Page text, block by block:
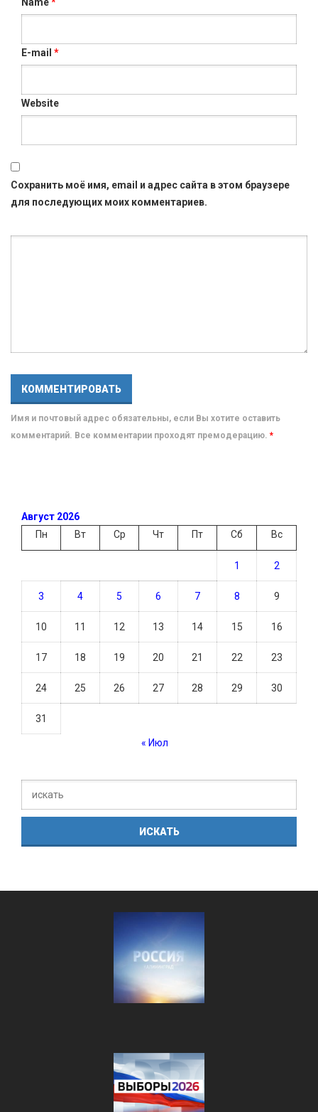
E-mail *
Website
Сохранить моё имя, email и адрес сайта в этом браузере
для последующих моих комментариев.
Имя и почтовый адрес обязательны, если Вы хотите оставить
комментарий. Все комментарии проходят премодерацию. *
Август 2026
Пн
Вт Ср Чт Пт Сб Вс
1 2
3 4 5 6 7 8 9
10 11 12 13 14 15 16
17 18 19 20 21 22 23
24 25 26 27 28 29 30
31
« Июл